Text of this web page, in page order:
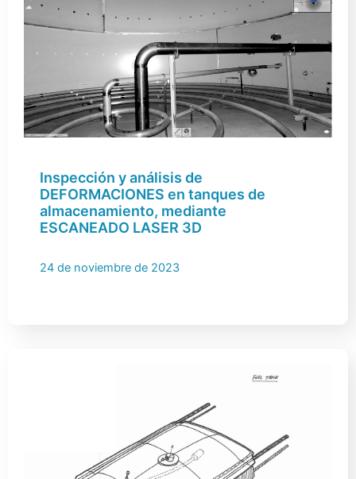
Inspección y análisis de
DEFORMACIONES en tanques de
almacenamiento, mediante
ESCANEADO LASER 3D
24 de noviembre de 2023